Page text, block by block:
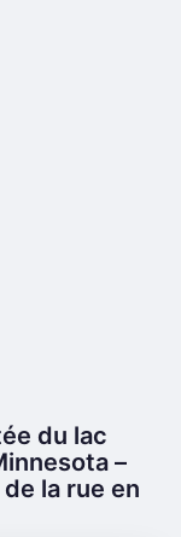
du lac
–
la rue en